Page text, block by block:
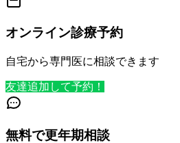
オンライン診療予約
自宅から専門医に相談できます
友達追加して予約！
無料で更年期相談